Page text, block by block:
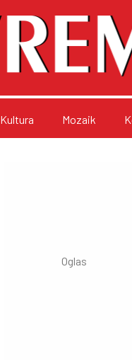
Kultura Mozaik